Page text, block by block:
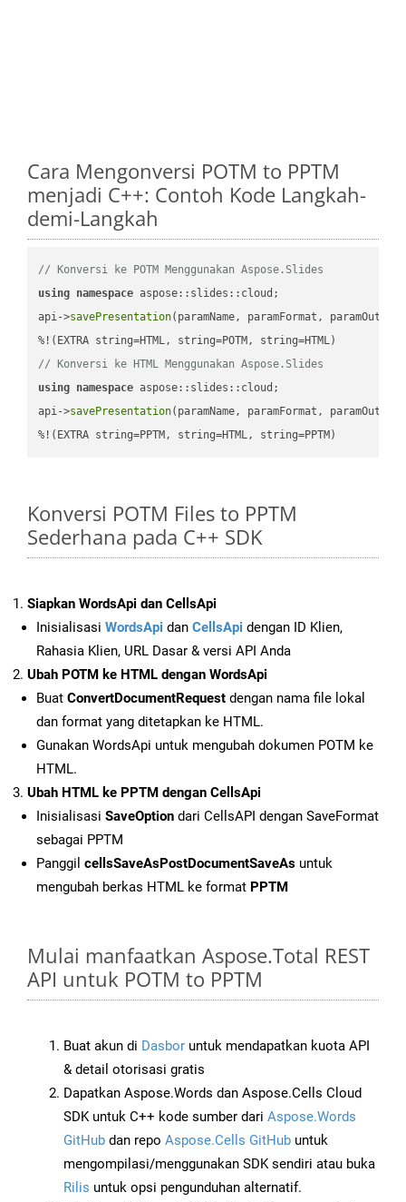
Cara Mengonversi POTM to PPTM
menjadi C++: Contoh Kode Langkah-
demi-Langkah
// Konversi ke POTM Menggunakan Aspose.Slides
using namespace aspose::slides::cloud;
api->savePresentation(paramName, paramFormat,
// Konversi ke HTML Menggunakan Aspose.Slides
using namespace aspose::slides::cloud;
api->savePresentation(paramName, paramFormat,
%!(EXTRA string=PPTM, string=HTML, string=PPTM)
Konversi POTM Files to PPTM
Sederhana pada C++ SDK
Siapkan WordsApi dan CellsApi
Inisialisasi WordsApi dan CellsApi dengan ID Klien,
Rahasia Klien, URL Dasar & versi API Anda
Ubah POTM ke HTML dengan WordsApi
Buat ConvertDocumentRequest dengan nama file lokal
dan format yang ditetapkan ke HTML.
Gunakan WordsApi untuk mengubah dokumen POTM ke
HTML.
Ubah HTML ke PPTM dengan CellsApi
Inisialisasi SaveOption dari CellsAPI dengan SaveFormat
sebagai PPTM
Panggil cellsSaveAsPostDocumentSaveAs untuk
mengubah berkas HTML ke format PPTM
Mulai manfaatkan Aspose.Total REST
API untuk POTM to PPTM
Buat akun di Dasbor untuk mendapatkan kuota API
& detail otorisasi gratis
Dapatkan Aspose.Words dan Aspose.Cells Cloud
SDK untuk C++ kode sumber dari Aspose.Words
GitHub dan repo Aspose.Cells GitHub untuk
mengompilasi/menggunakan SDK sendiri atau buka
Rilis untuk opsi pengunduhan alternatif.